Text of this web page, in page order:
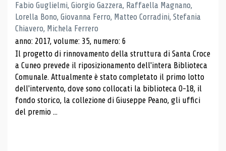
Fabio Guglielmi, Giorgio Gazzera, Raffaella Magnano,
Lorella Bono, Giovanna Ferro, Matteo Corradini, Stefania
Chiavero, Michela Ferrero
anno: 2017, volume: 35, numero: 6
Il progetto di rinnovamento della struttura di Santa Croce
a Cuneo prevede il riposizionamento dell'intera Biblioteca
Comunale. Attualmente è stato completato il primo lotto
dell'intervento, dove sono collocati la biblioteca 0-18, il
fondo storico, la collezione di Giuseppe Peano, gli uffici
del premio ...